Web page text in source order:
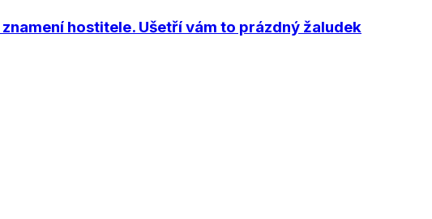
hostitele. Ušetří vám to prázdný žaludek